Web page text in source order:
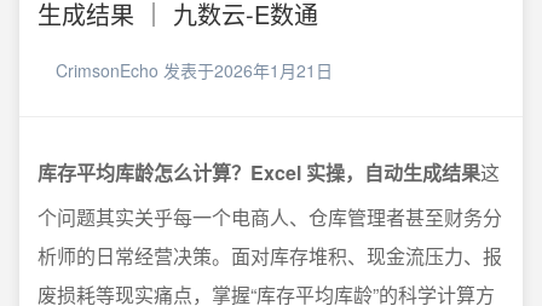
生成结果 ｜ 九数云-E数通
CrimsonEcho 发表于2026年1月21日
库存平均库龄怎么计算？Excel 实操，自动生成结果这
个问题其实关乎每一个电商人、仓库管理者甚至财务分
析师的日常经营决策。面对库存堆积、现金流压力、报
废损耗等现实痛点，掌握“库存平均库龄”的科学计算方